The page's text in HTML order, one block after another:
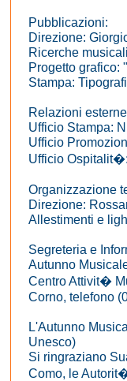
Pubblicazioni:
Direzione:
Ricerche
Progetto grafico:
Stampa:
Relazioni esterne
Ufficio Stampa:
Ufficio
Ufficio
Organizzazione
Direzione:
Allestimenti e
Segreteria e
Autunno
Centro Attivit�
Corno, telefono
L'Autunno
Unesco)
Si ringraziano
Como, le